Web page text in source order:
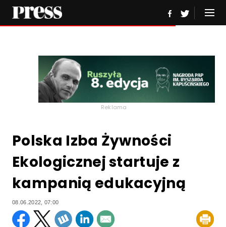
Reklama
Polska Izba Żywności
Ekologicznej startuje z
kampanią edukacyjną
08.06.2022, 07:00